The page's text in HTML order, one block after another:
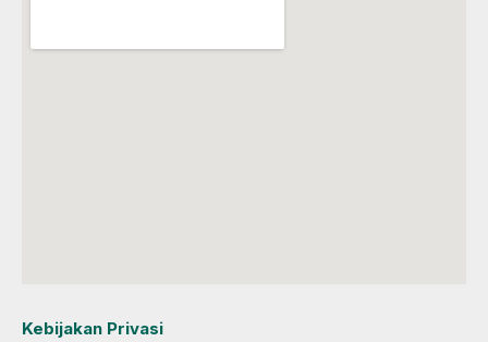
Kebijakan Privasi